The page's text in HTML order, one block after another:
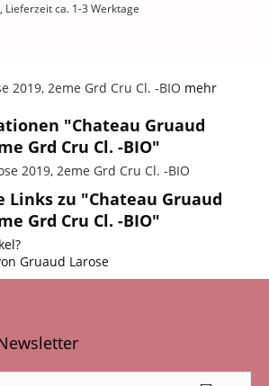
ca. 1-3 Werktage
2019, 2eme Grd Cru Cl. -BIO mehr
"Chateau Gruaud
Grd Cru Cl. -BIO"
2019, 2eme Grd Cru Cl. -BIO
zu "Chateau Gruaud
Grd Cru Cl. -BIO"
Gruaud Larose